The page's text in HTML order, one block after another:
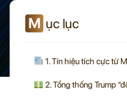
M ục lục
1. Tín hiệu tích cực từ
2. Tổng thống Trump